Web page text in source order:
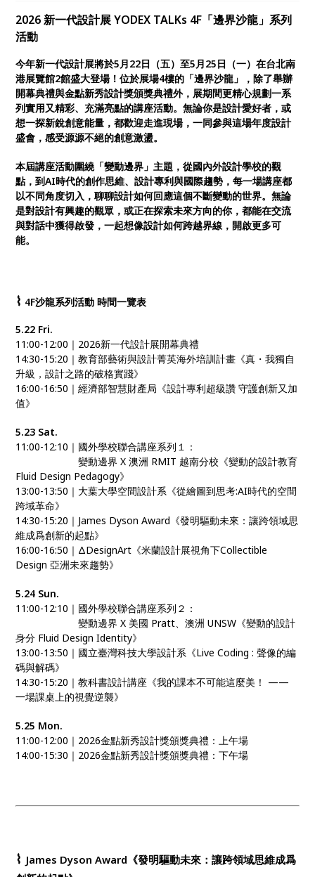
2026 新一代設計展 YODEX TALKs 4F「邊界沙龍」系列
活動
今年新一代設計展將於5月22日（五）至5月25日（一）在台北南
港展覽館2館盛大登場！位於展場4樓的「邊界沙龍」，除了舉辦
開幕典禮與金點新秀設計獎頒獎典禮外，展期間更精心規劃一系
列實用又精彩、充滿亮點的講座活動。無論你是設計愛好者，或
想一探新銳創意能量，都歡迎走進現場，一同參與這場年度設計
盛會，感受源源不絕的創意激盪。
本屆講座活動圍繞「變動邊界」主題，從國內外設計學校的觀
點，到AI時代的創作思維、設計專利與國際趨勢，每一場講座都
以不同角度切入，聊聊設計如何回應這個不斷變動的世界。無論
是對設計有興趣的觀眾，或正在探索未來方向的你，都能在交流
與對話中獲得啟發，一起想像設計如何跨越界線，開啟更多可
能。
⌇ 4F沙龍系列活動 時間一覽表
5.22 Fri.
11:00-12:00｜2026新一代設計展開幕典禮
14:30-15:20｜教育部藝術與設計菁英海外培訓計畫《真・我獨自
升級，設計之路的破格實踐》
16:00-16:50｜經濟部智慧財產局《設計專利超級讚 守護創新又加
值》
5.23 Sat.
11:00-12:10｜國外學校聯合講座系列１：
11:00-12:10｜變動邊界 X 澳洲 RMIT 越南分校《變動的設計教育
Fluid Design Pedagogy》
13:00-13:50｜大葉大學空間設計系《從繪圖到思考:AI時代的空間
跨域革命》
14:30-15:20｜James Dyson Award《發明驅動未來：讓跨領域思
維成爲創新的起點》
16:00-16:50｜ΔDesignArt《米蘭設計展視角下Collectible
Design 亞洲未來趨勢》
5.24 Sun.
11:00-12:10｜國外學校聯合講座系列２：
11:00-12:10｜變動邊界 X 美國 Pratt、澳洲 UNSW《變動的設計
身分 Fluid Design Identity》
13:00-13:50｜國立臺灣科技大學設計系《Live Coding : 聲像的編
碼與解碼》
14:30-15:20｜教科書設計講座《我的課本不可能這麼美！ ——
一場課桌上的視覺逆襲》
5.25 Mon.
11:00-12:00｜2026金點新秀設計獎頒獎典禮：上午場
14:00-15:30｜2026金點新秀設計獎頒獎典禮：下午場
⌇ James Dyson Award《發明驅動未來：讓跨領域思維成爲